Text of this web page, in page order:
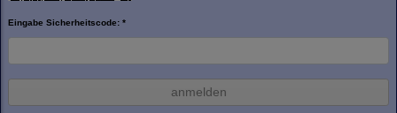
Eingabe Sicherheitscode: *
anmelden